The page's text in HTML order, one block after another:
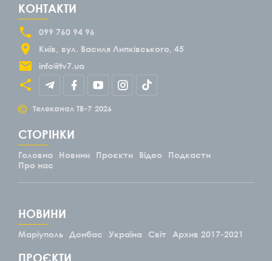
КОНТАКТИ
099 760 94 96
Київ
вул. Василя Липківського, 45
info@tv7.ua
© Телеканал ТВ-7 2026
СТОРІНКИ
Головна Новини Проєкти Відео
Подкасти
Про нас
НОВИНИ
Маріуполь Донбас Україна Світ Архив 2017-2021
ПРОЄКТИ